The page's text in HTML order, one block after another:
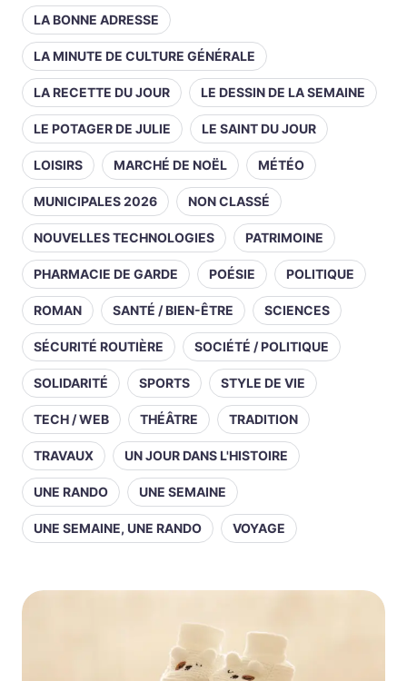
LA BONNE ADRESSE
LA MINUTE DE CULTURE GÉNÉRALE
LA RECETTE DU JOUR LE DESSIN DE LA SEMAINE
LE POTAGER DE JULIE LE SAINT DU JOUR
LOISIRS MARCHÉ DE NOËL MÉTÉO
MUNICIPALES 2026 NON CLASSÉ
NOUVELLES TECHNOLOGIES PATRIMOINE
PHARMACIE DE GARDE POÉSIE POLITIQUE
ROMAN SANTÉ / BIEN-ÊTRE SCIENCES
SÉCURITÉ ROUTIÈRE SOCIÉTÉ / POLITIQUE
SOLIDARITÉ SPORTS STYLE DE VIE
TECH / WEB THÉÂTRE TRADITION
TRAVAUX UN JOUR DANS L'HISTOIRE
UNE RANDO UNE SEMAINE
UNE SEMAINE, UNE RANDO VOYAGE